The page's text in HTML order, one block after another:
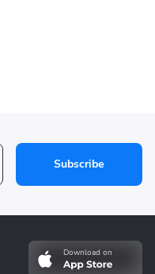
Subscribe
Download on